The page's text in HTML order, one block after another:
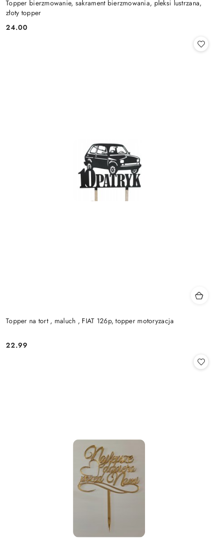
Topper bierzmowanie, sakrament bierzmowania, pleksi lustrzana,
złoty topper
Cena:
24.00
Topper na tort , maluch , FIAT 126p, topper motoryzacja
Cena:
22.99